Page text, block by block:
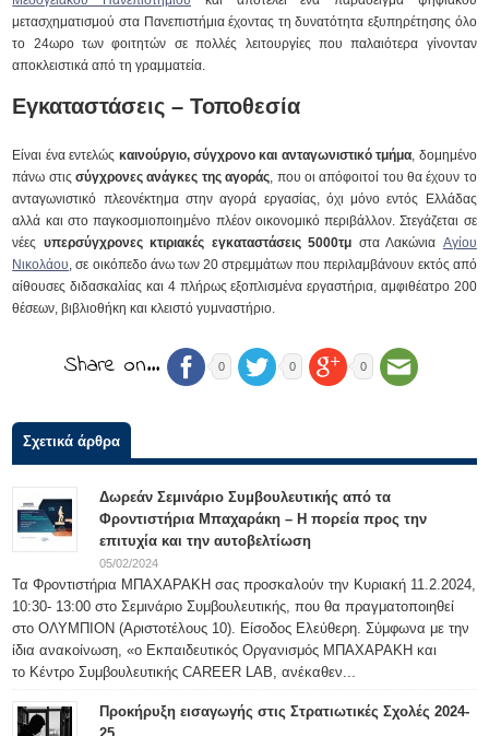
μετασχηματισμού στα Πανεπιστήμια έχοντας τη δυνατότητα εξυπηρέτησης όλο
το 24ωρο των φοιτητών σε πολλές λειτουργίες που παλαιότερα γίνονταν
αποκλειστικά από τη γραμματεία.
Εγκαταστάσεις – Τοποθεσία
Είναι ένα εντελώς καινούργιο, σύγχρονο και ανταγωνιστικό τμήμα, δομημένο
πάνω στις σύγχρονες ανάγκες της αγοράς, που οι απόφοιτοί του θα έχουν το
ανταγωνιστικό πλεονέκτημα στην αγορά εργασίας, όχι μόνο εντός Ελλάδας
αλλά και στο παγκοσμιοποιημένο πλέον οικονομικό περιβάλλον. Στεγάζεται σε
νέες υπερσύγχρονες κτιριακές εγκαταστάσεις 5000τμ στα Λακώνια Αγίου
Νικολάου, σε οικόπεδο άνω των 20 στρεμμάτων που περιλαμβάνουν εκτός από
αίθουσες διδασκαλίας και 4 πλήρως εξοπλισμένα εργαστήρια, αμφιθέατρο 200
θέσεων, βιβλιοθήκη και κλειστό γυμναστήριο.
Share on… 0 0 0
Σχετικά άρθρα
Δωρεάν Σεμινάριο Συμβουλευτικής από τα
Φροντιστήρια Μπαχαράκη – Η πορεία προς την
επιτυχία και την αυτοβελτίωση
05/02/2024
Τα Φροντιστήρια ΜΠΑΧΑΡΑΚΗ σας προσκαλούν την Κυριακή 11.2.2024,
10:30- 13:00 στο Σεμινάριο Συμβουλευτικής, που θα πραγματοποιηθεί
στο ΟΛΥΜΠΙΟΝ (Αριστοτέλους 10). Είσοδος Ελεύθερη. Σύμφωνα με την
ίδια ανακοίνωση, «ο Εκπαιδευτικός Οργανισμός ΜΠΑΧΑΡΑΚΗ και
το Κέντρο Συμβουλευτικής CAREER LAB, ανέκαθεν...
Προκήρυξη εισαγωγής στις Στρατιωτικές Σχολές 2024-